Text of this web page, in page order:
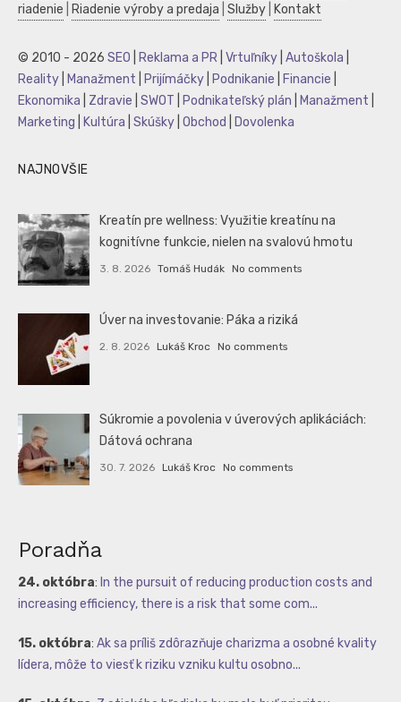
riadenie
Riadenie výroby a predaja Služby Kontakt
© 2010 - 2026 SEO Reklama a PR Vrtuľníky Autoškola
Reality
Manažment Prijímáčky Podnikanie Financie
Ekonomika
Zdravie SWOT Podnikateľský plán Manažment
Marketing
Kultúra Skúšky Obchod Dovolenka
NAJNOVŠIE
Kreatín pre wellness: Využitie kreatínu na
kognitívne funkcie, nielen na svalovú hmotu
3. 8. 2026 Tomáš Hudák No comments
Úver na investovanie: Páka a riziká
2. 8. 2026 Lukáš Kroc No comments
Súkromie a povolenia v úverových aplikáciách:
Dátová ochrana
30. 7. 2026 Lukáš Kroc No comments
Poradňa
24. októbra: In the pursuit of reducing production costs and
increasing efficiency, there is a risk that some com...
15. októbra: Ak sa príliš zdôrazňuje charizma a osobné kvality
lídera, môže to viesť k riziku vzniku kultu osobno...